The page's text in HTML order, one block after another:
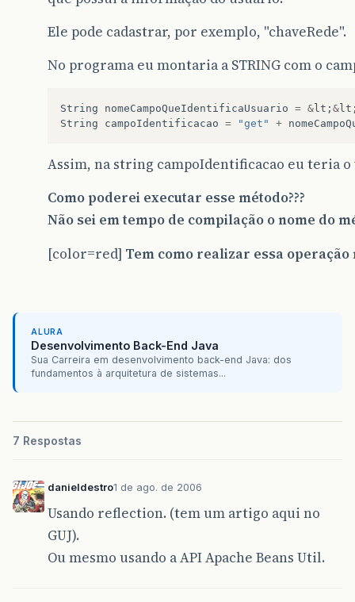
Ele pode cadastrar, por exemplo, "chaveRede".
No programa eu montaria a STRING com o
String nomeCampoQueIdentificaUsuario = & lt ; & lt
String
campoIdentificacao = "get" +
Assim, na string campoIdentificacao eu teria o
Como poderei executar esse método???
Não sei em tempo de compilação o nome do
[color=red] Tem como realizar essa operação
ALURA
Desenvolvimento Back-End Java
Sua Carreira em desenvolvimento back-end Java: dos
fundamentos à arquitetura de sistemas...
7 Respostas
danieldestro1 de ago. de 2006
Usando reflection. (tem um artigo aqui no
GUJ).
Ou mesmo usando a API Apache Beans Util.